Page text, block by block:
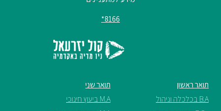
8166*
תואר ראשון
B.A בכלכלה וניהול
תואר שני
M.A ביעוץ חינוכי